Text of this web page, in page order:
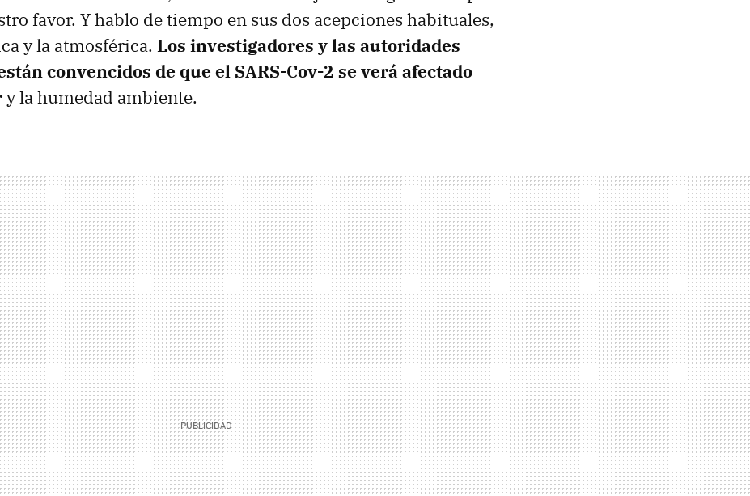
favor. Y hablo de tiempo en sus dos acepciones habituales,
y la atmosférica. Los investigadores y las autoridades
convencidos de que el SARS-Cov-2 se verá afectado
y la humedad ambiente.